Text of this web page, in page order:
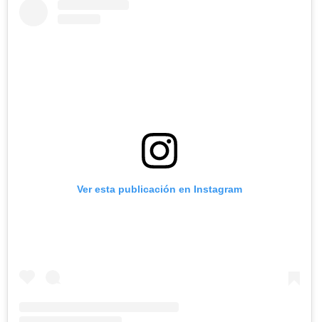
Ver esta publicación en Instagram